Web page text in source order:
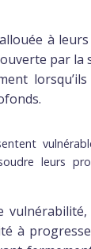
à
par la
leurs
à